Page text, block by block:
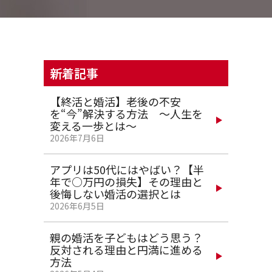
新着記事
【終活と婚活】老後の不安
を“今”解決する方法 ～人生を
変える一歩とは～
2026年7月6日
アプリは50代にはやばい？【半
年で○万円の損失】その理由と
後悔しない婚活の選択とは
2026年6月5日
親の婚活を子どもはどう思う？
反対される理由と円満に進める
方法